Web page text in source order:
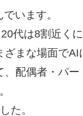
います。
代は8割近く
まな場面でAI
配偶者・パ
た。